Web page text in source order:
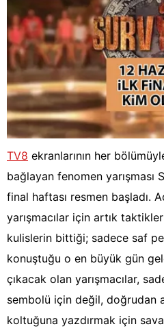
TV8 ekranlarının her
bağlayan fenomen
final haftası resmen başladı.
yarışmacılar için artık
kulislerin bittiği; sadece saf
konuştuğu o en büyük gün
çıkacak olan yarışmacılar,
sembolü için değil, doğrudan
koltuğuna yazdırmak için